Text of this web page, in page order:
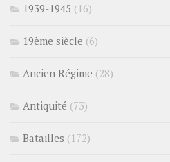
1939-1945 (16)
19ème siècle (6)
Ancien Régime (28)
Antiquité (73)
Batailles (172)